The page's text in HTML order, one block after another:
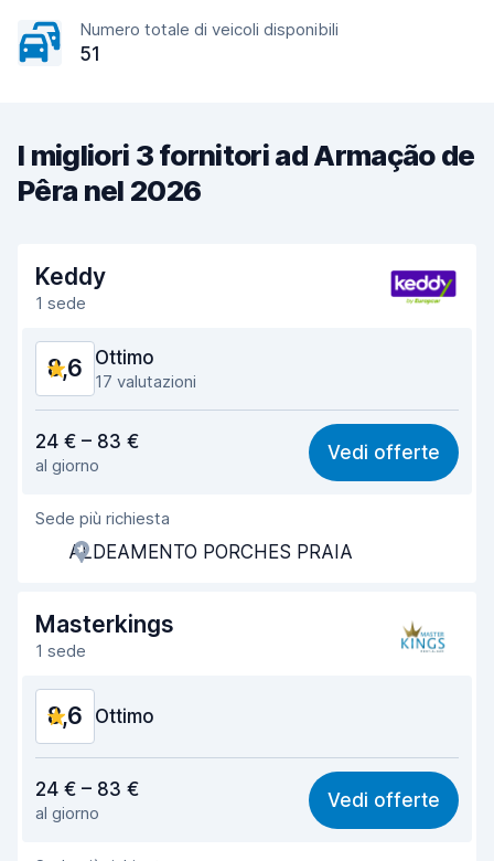
Numero totale di veicoli disponibili
51
I migliori 3 fornitori ad Armação de
Pêra nel 2026
Keddy
1 sede
8,6 Ottimo
17 valutazioni
8,2
Facile da trovare 8,5
Gentilezza degli agenti
Rapidità del ritiro
Rapidità della riconsegna
Condizioni dell'auto
24 € – 83 €
al giorno
Vedi offerte
Sede più richiesta
ALDEAMENTO PORCHES PRAIA
Masterkings
1 sede
8,6 Ottimo
8,8
Facile da trovare 8,2
24 € – 83 €
al giorno
Vedi offerte